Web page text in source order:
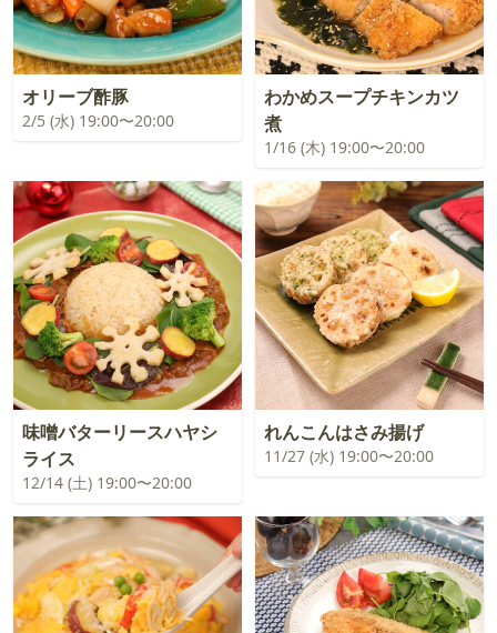
オリーブ酢豚
2/5 (水) 19:00〜20:00
わかめスープチキンカツ
煮
1/16 (木) 19:00〜20:00
味噌バターリースハヤシ
ライス
12/14 (土) 19:00〜20:00
れんこんはさみ揚げ
11/27 (水) 19:00〜20:00